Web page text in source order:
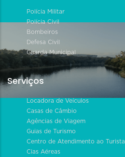
Polícia Militar
Polícia Civil
Bombeiros
Defesa Civil
Guarda Municipal
Serviços
Locadora de Veículos
Casas de Câmbio
Agências de Viagem
Guias de Turismo
Centro de Atendimento ao Turista
Cias Aéreas